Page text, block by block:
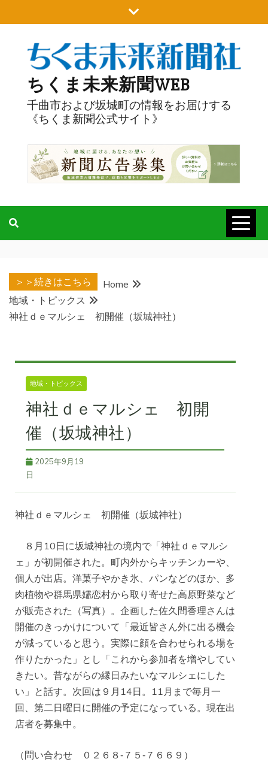
to
ちくま未来新聞WEB
千曲市および坂城町の情報をお届けする
《ちくま新聞公式サイト》
＞＞続きはこちら
Home
地域・トピックス
神社ｄｅマルシェ 初開催（坂城神社）
地域・トピックス
神社ｄｅマルシェ 初開
催（坂城神社）
2025年9月19
日
神社ｄｅマルシェ 初開催（坂城神社）
８月10日に坂城神社の境内で「神社ｄｅマルシ
ェ」が初開催された。町内外からキッチンカーや、
個人が出店。洋菓子やかき氷、パンなどのほか、多
肉植物や群馬県嬬恋村から取り寄せた高原野菜など
が販売された（写真）。企画した佐久間香理さんは
開催のきっかけについて「最近皆さん外に出る機会
が減っていると思う。実際に顔を合わせられる場を
作りたかった」とし「これから参加者を増やしてい
きたい。昔ながらの縁日みたいなマルシェにした
い」と話す。次回は９月14日。11月まで毎月一
回、第二日曜日に開催の予定になっている。現在出
店者を募集中。
（問い合わせ ０２６８‐７５‐７６６９）